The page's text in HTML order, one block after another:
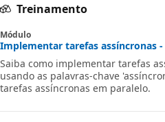
Treinamento
Módulo
Implementar tarefas assíncronas -
Saiba como implementar tarefas
usando as palavras-chave
tarefas assíncronas em paralelo.